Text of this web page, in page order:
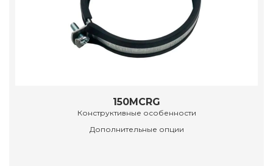
150MCRG
Конструктивные особенности
Дополнительные опции